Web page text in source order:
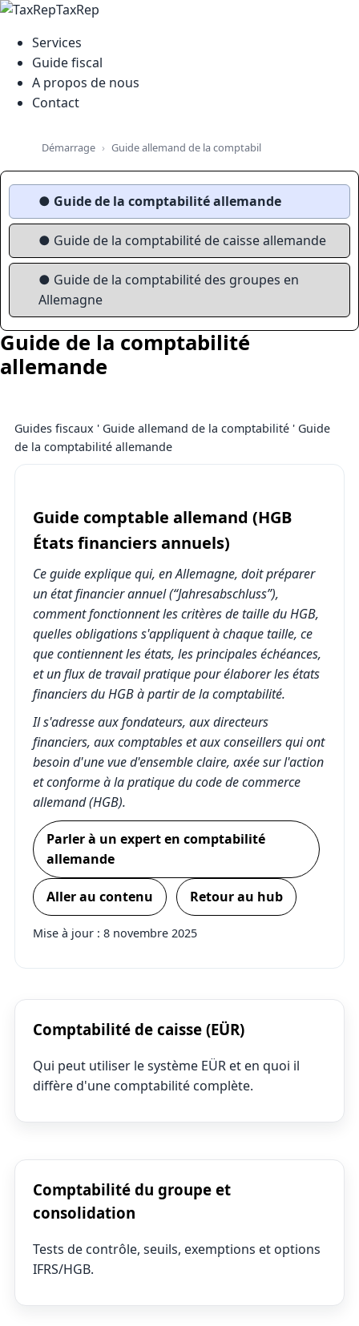
TaxRep
Services
Guide fiscal
A propos de nous
Contact
Démarrage Guide allemand de la comptabilité
● Guide de la comptabilité allemande
● Guide de la comptabilité de caisse allemande
● Guide de la comptabilité des groupes en
Allemagne
Guide de la comptabilité
allemande
Guides fiscaux ' Guide allemand de la comptabilité ' Guide
de la comptabilité allemande
Guide comptable allemand (HGB
États financiers annuels)
Ce guide explique qui, en Allemagne, doit préparer
un état financier annuel (“Jahresabschluss”),
comment fonctionnent les critères de taille du HGB,
quelles obligations s'appliquent à chaque taille, ce
que contiennent les états, les principales échéances,
et un flux de travail pratique pour élaborer les états
financiers du HGB à partir de la comptabilité.
Il s'adresse aux fondateurs, aux directeurs
financiers, aux comptables et aux conseillers qui ont
besoin d'une vue d'ensemble claire, axée sur l'action
et conforme à la pratique du code de commerce
allemand (HGB).
Parler à un expert en comptabilité
allemande
Aller au contenu Retour au hub
Mise à jour : 8 novembre 2025
Comptabilité de caisse (EÜR)
Qui peut utiliser le système EÜR et en quoi il
diffère d'une comptabilité complète.
Comptabilité du groupe et
consolidation
Tests de contrôle, seuils, exemptions et options
IFRS/HGB.